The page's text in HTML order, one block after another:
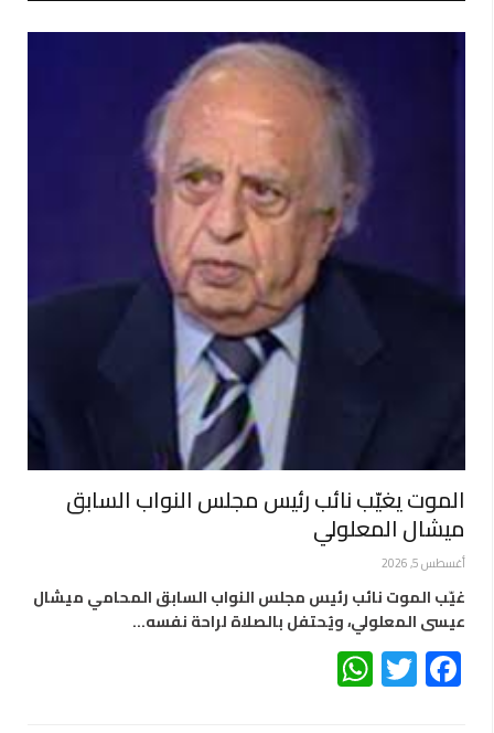
الموت يغيّب نائب رئيس مجلس النواب السابق
ميشال المعلولي
أغسطس 5, 2026
غيّب الموت نائب رئيس مجلس النواب السابق المحامي ميشال
عيسى المعلولي، ويُحتفل بالصلاة لراحة نفسه…
Facebook
Twitter